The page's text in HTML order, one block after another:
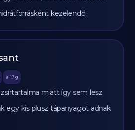
kezelendő.
🫒 17 g
miatt így sem lesz
egy kis plusz tápanyagot adnak